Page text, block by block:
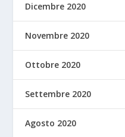
Dicembre 2020
Novembre 2020
Ottobre 2020
Settembre 2020
Agosto 2020